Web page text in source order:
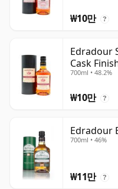
₩10만 ?
Edradour
Cask
700ml • 48.2%
₩10만 ?
Edradour
700ml • 46%
₩11만 ?